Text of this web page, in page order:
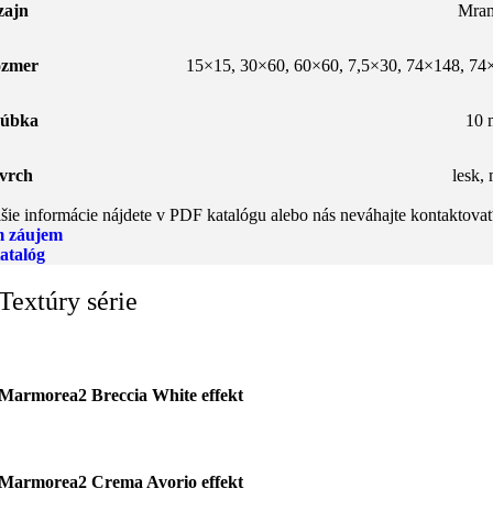
15×15, 30×60, 60×60, 7,5×30, 74×148,
10
lesk,
informácie nájdete v PDF katalógu alebo nás neváhajte
záujem
série
Breccia White effekt
Crema Avorio effekt